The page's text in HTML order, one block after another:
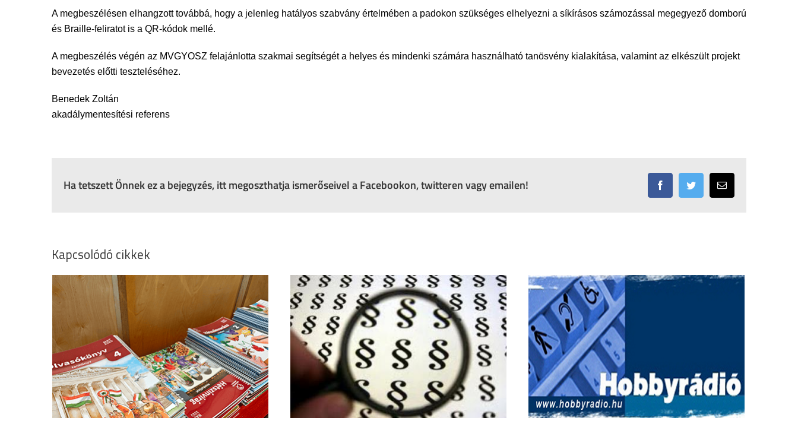
A megbeszélésen elhangzott továbbá, hogy a jelenleg hatályos szabvány értelmében a padokon szükséges elhelyezni a síkírásos számozással megegyező domború
és Braille-feliratot is a QR-kódok mellé.
A megbeszélés végén az MVGYOSZ felajánlotta szakmai segítségét a helyes és mindenki számára használható tanösvény kialakítása, valamint az elkészült projekt
bevezetés előtti teszteléséhez.
Benedek Zoltán
akadálymentesítési referens
Ha tetszett Önnek ez a bejegyzés, itt megoszthatja ismerőseivel a Facebookon, twitteren vagy emailen! FacebookTwitter Email:
Kapcsolódó cikkek